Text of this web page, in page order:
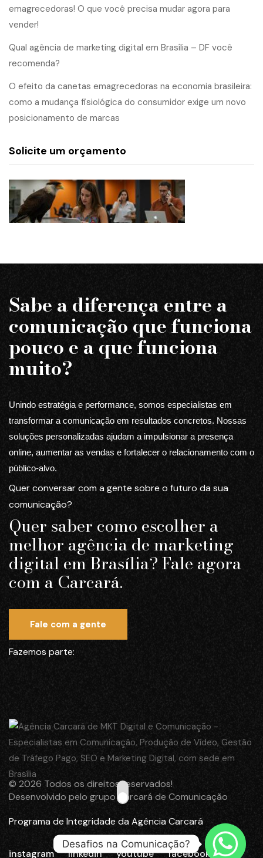
emagrecedoras! O que você precisa mudar agora para
vender!
Qual agência de marketing digital em Brasília – DF você
recomenda?
O efeito da canetas emagrecedoras na economia brasileira:
como a mudança fisiológica do consumidor exige um novo
posicionamento de marcas
Solicite um orçamento
Sabe a diferença entre a
comunicação que funciona
pouco e a que funciona
muito?
Unindo estratégia e performance, somos especialistas em
transformar a comunicação em resultados concretos. Nossas
soluções personalizadas ajudam a impulsionar a presença
online, aumentar as vendas e fortalecer o relacionamento com o
público-alvo.
Quer conversar com a gente sobre o futuro da sua
comunicação?
Quer saber como escolher a
melhor agência de marketing
digital em Brasília? Fale agora
com a Carcará.
Fale com a gente
Fazemos parte:
© 2026 Todos os direitos reservados!
Desenvolvido pelo grupo Carcará de Comunicação
Programa de Integridade da Agência Carcará
instagram linkedin youtube facebook
Desafios na Comunicação?